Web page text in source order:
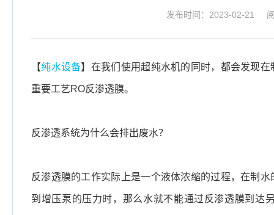
发布时间：2023-02-21
【纯水设备】在我们使用超纯水机的同时，都会发现
重要工艺RO反渗透膜。
反渗透系统为什么会排出废水？
反渗透膜的工作实际上是一个液体浓缩的过程，在制
到增压泵的压力时，那么水就不能通过反渗透膜到达